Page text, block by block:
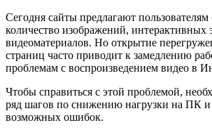
Сегодня сайты предлагают
количество изображений, интерактивных
видеоматериалов. Но открытие
страниц часто приводит к замедлению
проблемам с воспроизведением видео в
Чтобы справиться с этой проблемой,
ряд шагов по снижению нагрузки на ПК и
возможных ошибок.